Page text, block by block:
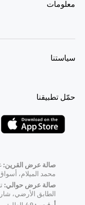
معلومات
سياستنا
حمّل تطبيقنا
صالة عرض القرين:
محمد الميلام،
صالة عرض حوالي:
الطابق الأرضي،